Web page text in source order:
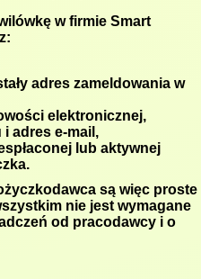
w firmie Smart
adres zameldowania w
elektronicznej,
adres e-mail,
lub aktywnej
są więc proste
nie jest wymagane
od pracodawcy i o